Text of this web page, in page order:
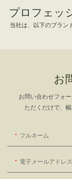
プロフェッ
当社は、以下のブラン
お
お問い合わせフォ
ただくだけで、
フルネーム
電子メールアドレス